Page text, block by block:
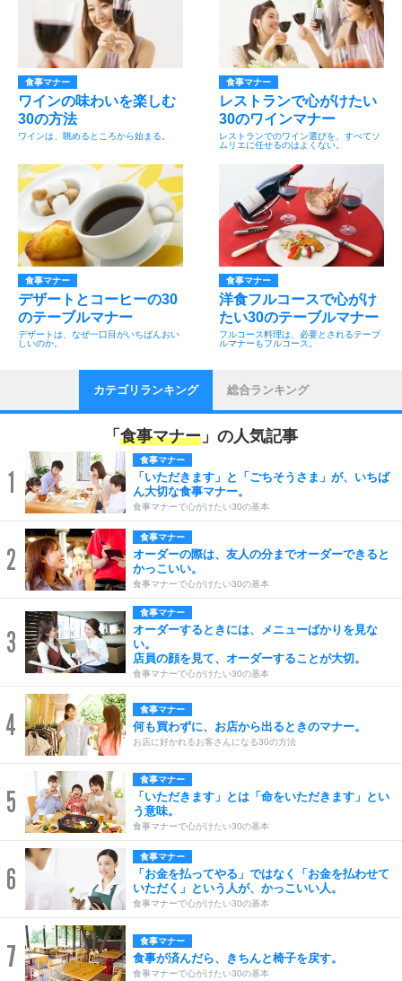
食事マナー
ワインの味わいを楽しむ
30の方法
ワインは、眺めるところから始まる。
食事マナー
レストランで心がけたい
30のワインマナー
レストランでのワイン選びを、すべてソ
ムリエに任せるのはよくない。
食事マナー
デザートとコーヒーの30
のテーブルマナー
デザートは、なぜ一口目がいちばんおい
しいのか。
食事マナー
洋食フルコースで心がけ
たい30のテーブルマナー
フルコース料理は、必要とされるテーブ
ルマナーもフルコース。
カテゴリランキング 総合ランキング
「 食事マナー 」の人気記事
1
食事マナー
「いただきます」と「ごちそうさま」が、いちば
ん大切な食事マナー。
食事マナーで心がけたい30の基本
2
食事マナー
オーダーの際は、友人の分までオーダーできると
かっこいい。
食事マナーで心がけたい30の基本
3
食事マナー
オーダーするときには、メニューばかりを見な
い。
店員の顔を見て、オーダーすることが大切。
食事マナーで心がけたい30の基本
4 食事マナー
何も買わずに、お店から出るときのマナー。
お店に好かれるお客さんになる30の方法
5
食事マナー
「いただきます」とは「命をいただきます」とい
う意味。
食事マナーで心がけたい30の基本
6
食事マナー
「お金を払ってやる」ではなく「お金を払わせて
いただく」という人が、かっこいい人。
食事マナーで心がけたい30の基本
7 食事マナー
食事が済んだら、きちんと椅子を戻す。
食事マナーで心がけたい30の基本